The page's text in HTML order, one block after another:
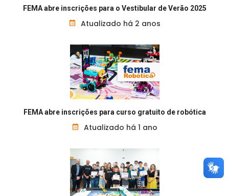
FEMA abre inscrições para o Vestibular de Verão 2025
Atualizado há 2 anos
FEMA abre inscrições para curso gratuito de robótica
Atualizado há 1 ano